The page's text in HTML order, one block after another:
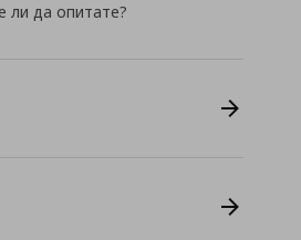
ли да опитате?